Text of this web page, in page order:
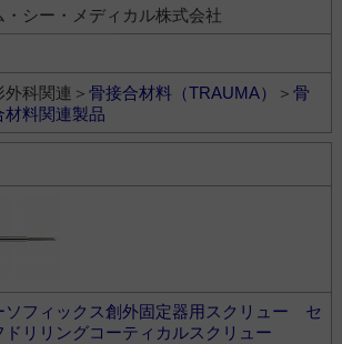
・シー・メディカル株式会社
外科関連＞ 骨接合材料（TRAUMA） ＞ 骨
材料関連製品
ソフィックス創外固定器用スクリュー セ
ドリリングコーティカルスクリュー